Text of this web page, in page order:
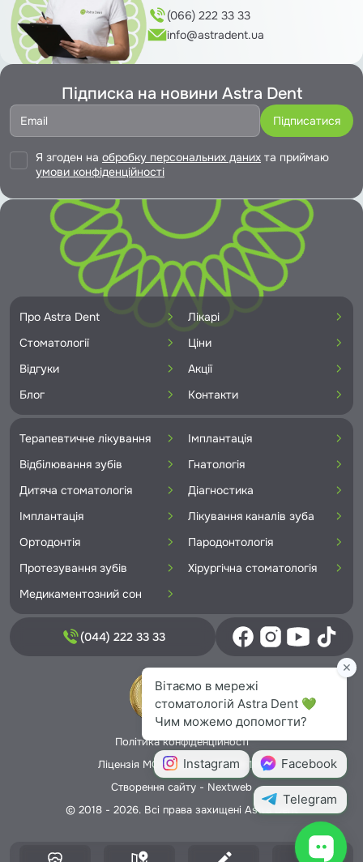
(066) 222 33 33
info@astradent.ua
Підписка на новини Astra Dent
Я згоден на обробку персональних даних та приймаю
умови конфіденційності
Про Astra Dent
Лікарі
Стоматології
Ціни
Відгуки
Акції
Блог
Контакти
Терапевтичне лікування
Імплантація
Відбілювання зубів
Гнатологія
Дитяча стоматологія
Діагностика
Імплантація
Лікування каналів зуба
Ортодонтія
Пародонтологія
Протезування зубів
Хірургічна стоматологія
Медикаментозний сон
(044) 222 33 33
Політика конфіденційності
Ліцензія МОЗ України №5706166
Створення сайту - Nextweb
© 2018 - 2026. Всі права захищені Astra Dent